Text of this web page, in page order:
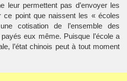
leur permettent pas d’envoyer les
ce point que naissent les « écoles
cotisation de l’ensemble des
eux même. Puisque l’école a
l’état chinois peut à tout moment